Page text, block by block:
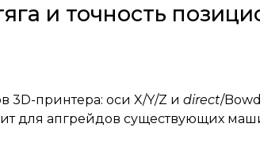
и точность
3D-принтера: оси X/Y/Z и direct/
для апгрейдов существующих